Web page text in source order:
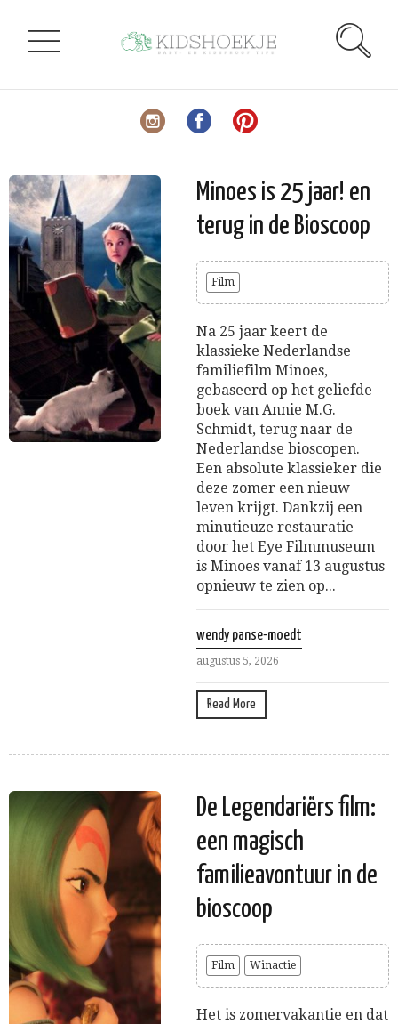
Minoes is 25 jaar! en
terug in de Bioscoop
Film
Na 25 jaar keert de
klassieke Nederlandse
familiefilm Minoes,
gebaseerd op het geliefde
boek van Annie M.G.
Schmidt, terug naar de
Nederlandse bioscopen.
Een absolute klassieker die
deze zomer een nieuw
leven krijgt. Dankzij een
minutieuze restauratie
door het Eye Filmmuseum
is Minoes vanaf 13 augustus
opnieuw te zien op...
wendy panse-moedt
augustus 5, 2026
Read More
De Legendariërs film:
een magisch
familieavontuur in de
bioscoop
Film Winactie
Het is zomervakantie en dat